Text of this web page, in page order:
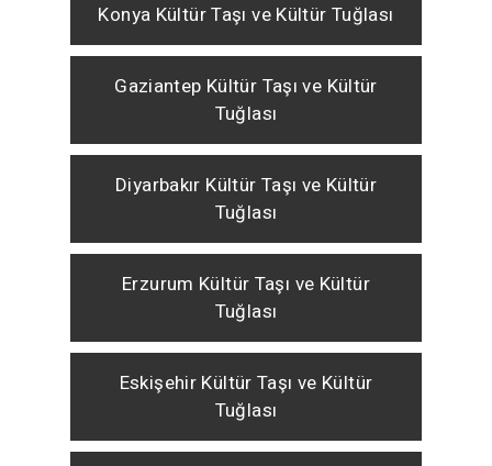
Konya Kültür Taşı ve Kültür Tuğlası
Gaziantep Kültür Taşı ve Kültür
Tuğlası
Diyarbakır Kültür Taşı ve Kültür
Tuğlası
Erzurum Kültür Taşı ve Kültür
Tuğlası
Eskişehir Kültür Taşı ve Kültür
Tuğlası